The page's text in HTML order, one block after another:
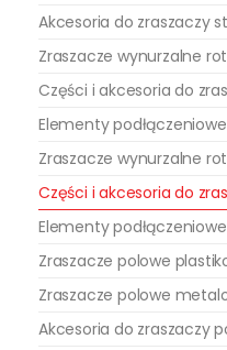
Akcesoria do zraszaczy
Zraszacze wynurzalne
Części i akcesoria do
Elementy
Zraszacze wynurzalne
Części i akcesoria do
Elementy podłączeniowe
Zraszacze polowe
Zraszacze polowe
Akcesoria do zraszaczy